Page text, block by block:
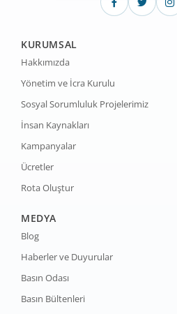
KURUMSAL
Hakkımızda
Yönetim ve İcra Kurulu
Sosyal Sorumluluk Projelerimiz
İnsan Kaynakları
Kampanyalar
Ücretler
Rota Oluştur
MEDYA
Blog
Haberler ve Duyurular
Basın Odası
Basın Bültenleri